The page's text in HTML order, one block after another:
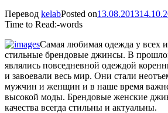
Перевод kelabPosted on13.08.2013
Time to Read:-words
Самая любимая одежда у всех
стильные брендовые джинсы. В
являлись повседневной одеждой
и завоевали весь мир. Они стали
мужчин и женщин и в наше время
высокой моды. Брендовые женские
качества всегда стильны и актуальны.